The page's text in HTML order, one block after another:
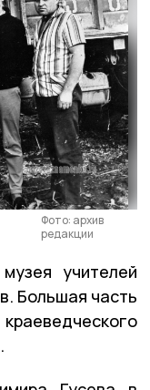
Фото: архив
редакции
учителей
Большая часть